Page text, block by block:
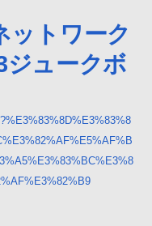
ットワーク
ジュークボ